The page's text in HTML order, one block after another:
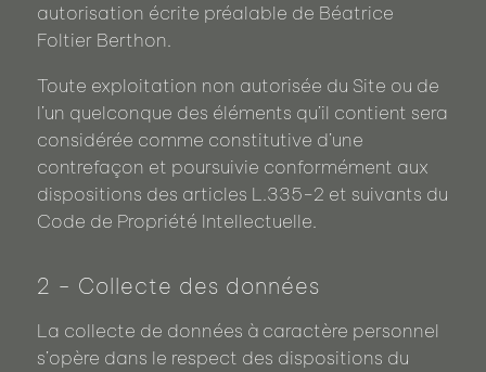
autorisation écrite préalable de Béatrice
Foltier Berthon.
Toute exploitation non autorisée du Site ou de
l’un quelconque des éléments qu’il contient sera
considérée comme constitutive d’une
contrefaçon et poursuivie conformément aux
dispositions des articles L.335-2 et suivants du
Code de Propriété Intellectuelle.
2 - Collecte des données
La collecte de données à caractère personnel
s’opère dans le respect des dispositions du